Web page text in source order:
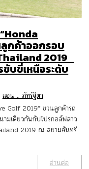
กค้าออกรอบ
2019
บขี่เหนือระดับ
แอน .. ภัทร์ฐิตา
Golf 2019” ชวนลูกค้ารถ
มเดียวกันกับโปรกอล์ฟสาว
2019 ณ สยามคันทรี
อ่านต่อ